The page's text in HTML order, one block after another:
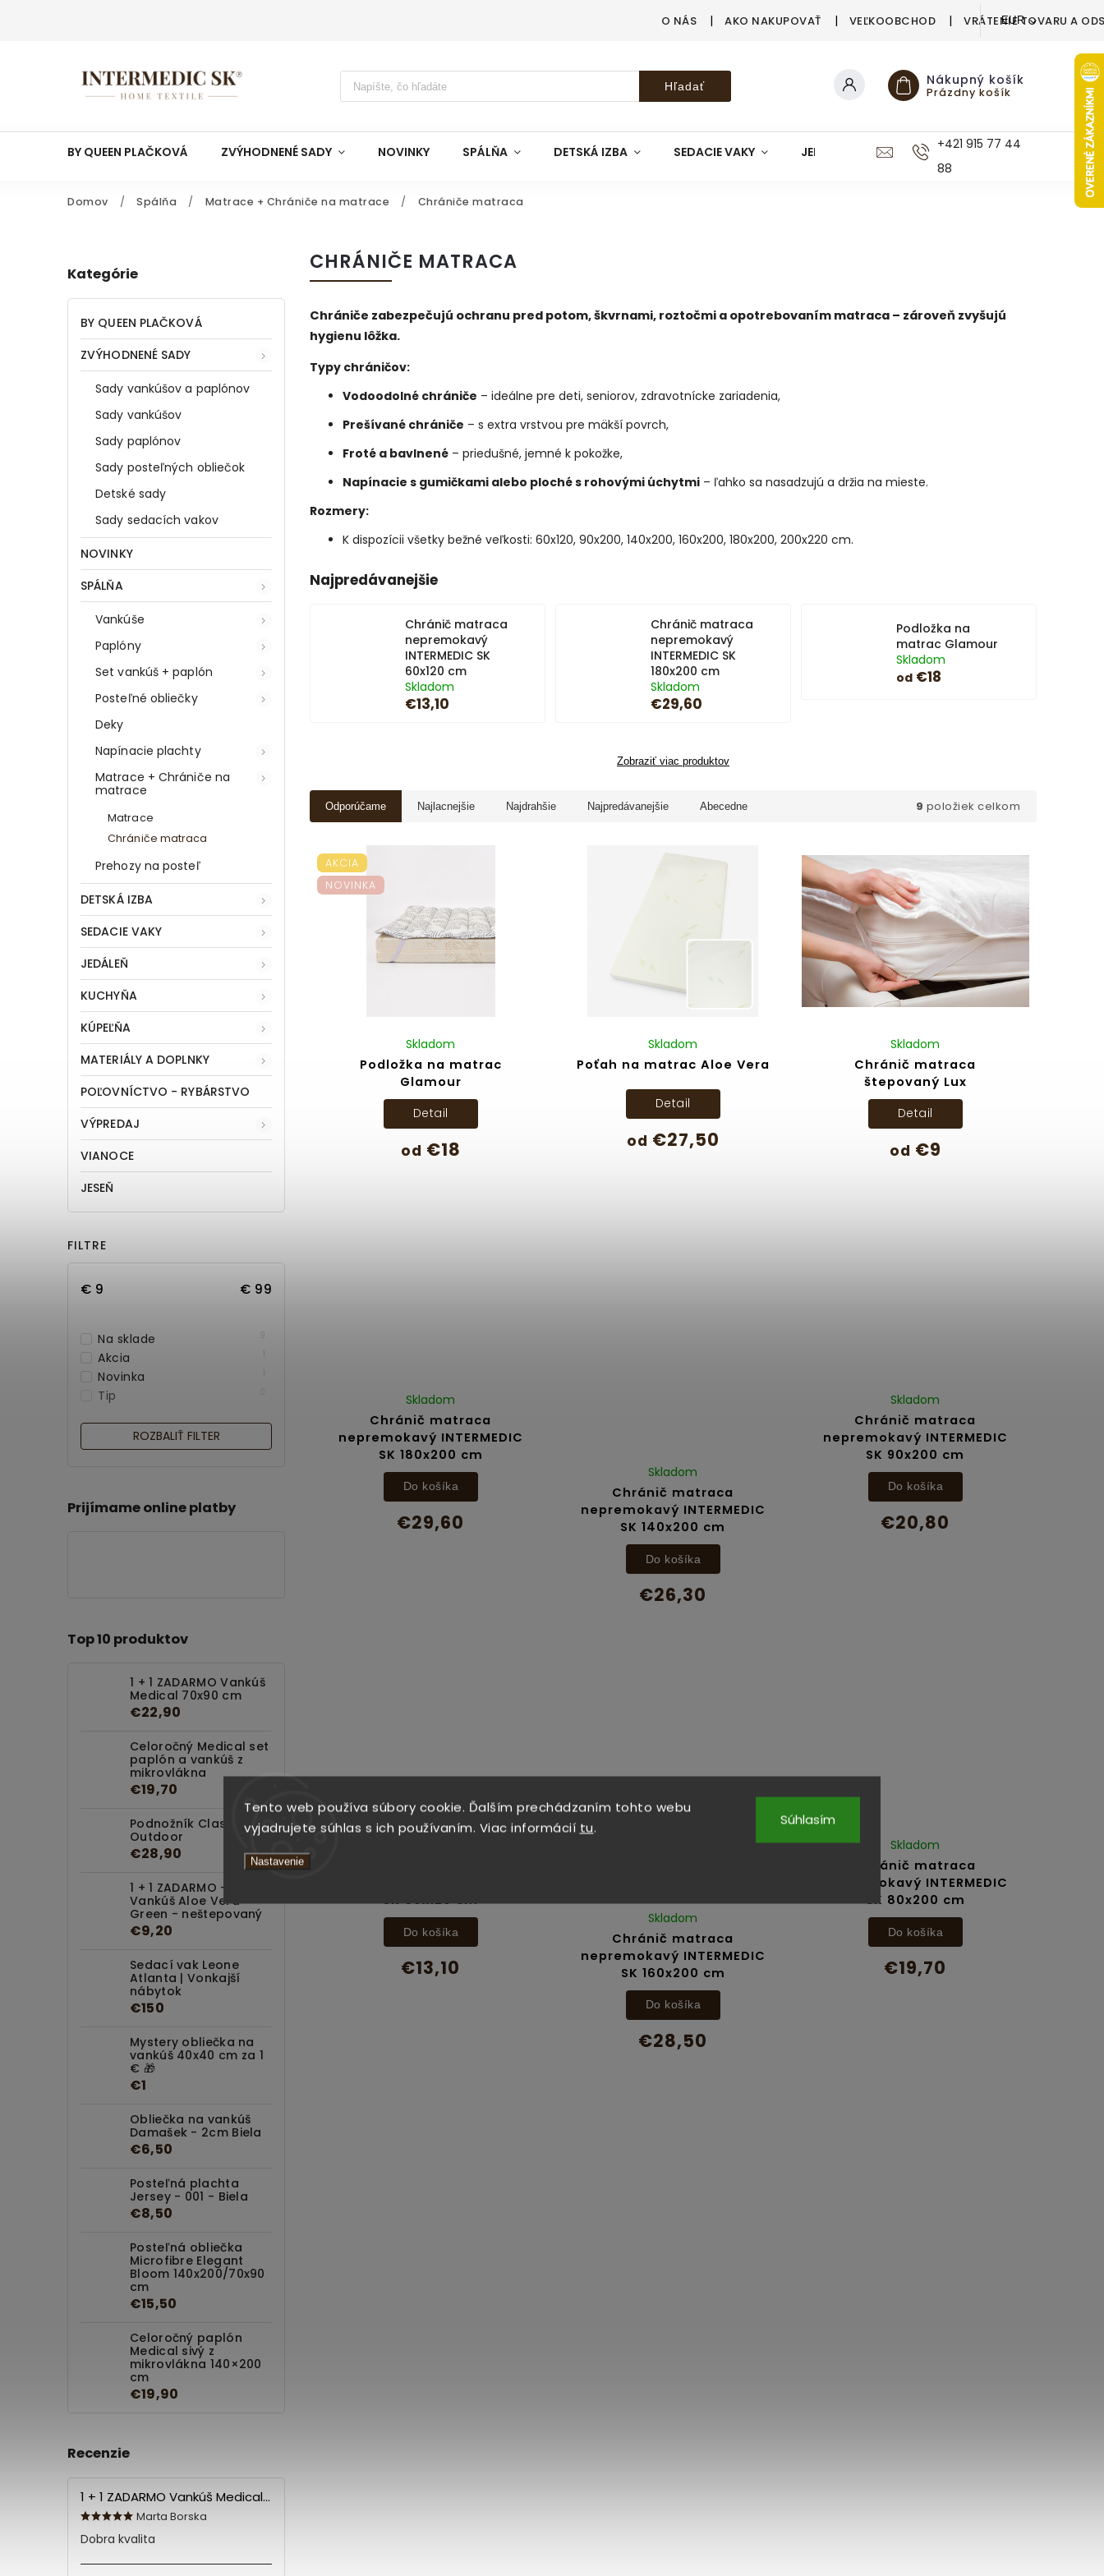
Tento web používa súbory cookie. Ďalším prechádzaním tohto webu
vyjadrujete súhlas s ich používaním. Viac informácií tu.
Nastavenie
Súhlasím
O NÁS AKO NAKUPOVAŤ VEĽKOOBCHOD VRÁTENIE TOVARU A
EUR
Hľadať Nákupný košík
Prázdny košík
BY QUEEN PLAČKOVÁ ZVÝHODNENÉ SADY NOVINKY SPÁLŇA DETSKÁ IZBA SEDACIE VAKY JEDÁLEŇ KUCHYŇA KÚPEĽŇA
+421 915 77 44
88
Domov / Spálňa / Matrace + Chrániče na matrace / Chrániče matraca
Kategórie
BY QUEEN PLAČKOVÁ
ZVÝHODNENÉ SADY
Sady vankúšov a paplónov
Sady vankúšov
Sady paplónov
Sady posteľných obliečok
Detské sady
Sady sedacích vakov
NOVINKY
SPÁLŇA
Vankúše
Paplóny
Set vankúš + paplón
Posteľné obliečky
Deky
Napínacie plachty
Matrace + Chrániče na
matrace
Matrace
Chrániče matraca
Prehozy na posteľ
DETSKÁ IZBA
SEDACIE VAKY
JEDÁLEŇ
KUCHYŇA
KÚPEĽŇA
MATERIÁLY A DOPLNKY
POĽOVNÍCTVO - RYBÁRSTVO
VÝPREDAJ
VIANOCE
JESEŇ
FILTRE
€ 9 € 99
Na sklade 9
Akcia 1
Novinka
Tip
ROZBALIŤ FILTER
Prijímame online platby
Top 10 produktov
1 + 1 ZADARMO Vankúš
Medical 70x90 cm
€22,90
Celoročný Medical set
paplón a vankúš z
mikrovlákna
€19,70
Podnožník Classic
Outdoor
€28,90
1 + 1 ZADARMO -
Vankúš Aloe Vera
Green - neštepovaný
€9,20
Sedací vak Leone
Atlanta | Vonkajší
nábytok
€150
Mystery obliečka na
vankúš 40x40 cm za 1
€ 🎁
€1
Obliečka na vankúš
Damašek - 2cm Biela
€6,50
Posteľná plachta
Jersey - 001 - Biela
€8,50
Posteľná obliečka
Microfibre Elegant
Bloom 140x200/70x90
cm
€15,50
Celoročný paplón
Medical sivý z
mikrovlákna 140×200
cm
€19,90
Recenzie
1 + 1 ZADARMO Vankúš Medical 70x90 cm
Marta Borska
Dobra kvalita
CHRÁNIČE MATRACA
Chrániče zabezpečujú ochranu pred potom, škvrnami, roztočmi a opotrebovaním matraca – zároveň zvyšujú
hygienu lôžka.
Typy chráničov:
Vodoodolné chrániče – ideálne pre deti, seniorov, zdravotnícke zariadenia,
Prešívané chrániče – s extra vrstvou pre mäkší povrch,
Froté a bavlnené – priedušné, jemné k pokožke,
Napínacie s gumičkami alebo ploché s rohovými úchytmi – ľahko sa nasadzujú a držia na mieste.
Rozmery:
K dispozícii všetky bežné veľkosti: 60x120, 90x200, 140x200, 160x200, 180x200, 200x220 cm.
Najpredávanejšie
Chránič matraca
nepremokavý
INTERMEDIC SK
60x120 cm
Skladom
€13,10
Chránič matraca
nepremokavý
INTERMEDIC SK
180x200 cm
Skladom
€29,60
Podložka na
matrac Glamour
Skladom
od€18
Zobraziť viac produktov
Odporúčame Najlacnejšie Najdrahšie Najpredávanejšie Abecedne 9 položiek celkom
AKCIA
NOVINKA
Podložka na matrac
Glamour
Skladom
od €18
Detail
Poťah na matrac Aloe Vera
Skladom
od €27,50
Detail
Chránič matraca
štepovaný Lux
Skladom
od €9
Detail
Chránič matraca
nepremokavý INTERMEDIC
SK 180x200 cm
Skladom
€29,60
Do košíka
Chránič matraca
nepremokavý INTERMEDIC
SK 140x200 cm
Skladom
€26,30
Do košíka
Chránič matraca
nepremokavý INTERMEDIC
SK 90x200 cm
Skladom
€20,80
Do košíka
SK 60x120 cm
€13,10
Do košíka
Chránič matraca
nepremokavý INTERMEDIC
SK 160x200 cm
Skladom
€28,50
Do košíka
Chránič matraca
nepremokavý INTERMEDIC
SK 80x200 cm
Skladom
€19,70
Do košíka